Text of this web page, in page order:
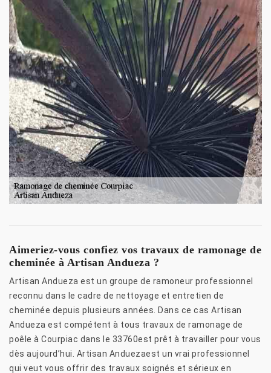
Aimeriez-vous confiez vos travaux de ramonage de
cheminée à Artisan Andueza ?
Artisan Andueza est un groupe de ramoneur professionnel
reconnu dans le cadre de nettoyage et entretien de
cheminée depuis plusieurs années. Dans ce cas Artisan
Andueza est compétent à tous travaux de ramonage de
poêle à Courpiac dans le 33760est prêt à travailler pour vous
dès aujourd’hui. Artisan Anduezaest un vrai professionnel
qui veut vous offrir des travaux soignés et sérieux en